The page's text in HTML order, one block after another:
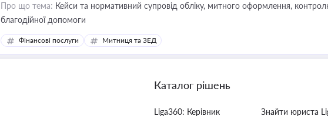
Про що тема: Кейси та нормативний супровід обліку, митного оформлення, контролю
благодійної допомоги
Фінансові послуги Митниця та ЗЕД
Каталог рішень
Liga360: Керівник Знайти юриста